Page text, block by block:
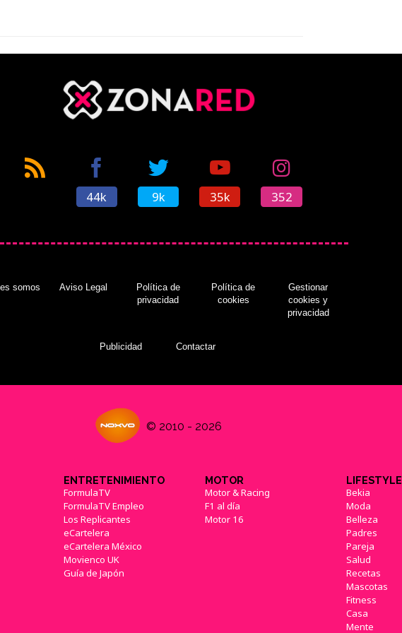
44k 9k 35k 352
somos Aviso Legal
Política de
privacidad
Política de
cookies
Gestionar
cookies y
privacidad
Publicidad Contactar
© 2010 - 2026
ENTRETENIMIENTO
FormulaTV
FormulaTV Empleo
Los Replicantes
eCartelera
eCartelera México
Movienco UK
Guía de Japón
MOTOR
Motor & Racing
F1 al día
Motor 16
LIFESTYLE
Bekia
Moda
Belleza
Padres
Pareja
Salud
Recetas
Mascotas
Fitness
Casa
Mente